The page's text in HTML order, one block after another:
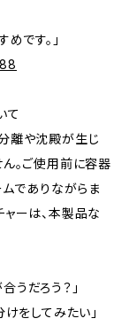
です。」
て
離や沈殿が生じ
。ご使用前に容器
ムでありながらま
ーは、本製品な
うだろう？」
をしてみたい」